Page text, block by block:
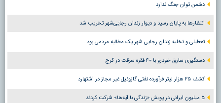
دشمن توان جنگ ندارد
انتظارها به پایان رسید و دیوار زندان رجایی‌شهر تخریب شد
تعطیلی و تخلیه زندان رجایی شهر یک مطالبه مردمی بود
دستگیری سارق خودرو با ۴۰ فقره سرقت در کرج
کشف ۲۵ هزار لیتر فرآورده نفتی گازوئیل غیر مجاز در اشتهارد
۵ میلیون ایرانی در پویش «زندگی با آیه‌ها» شرکت کردند